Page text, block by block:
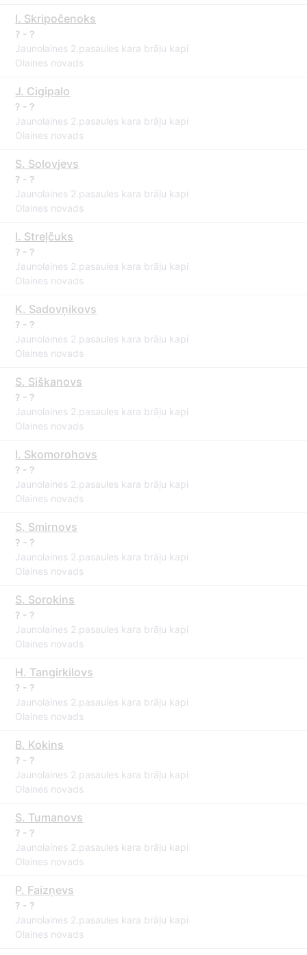
I. Skripočenoks
? - ?
Jaunolaines 2.pasaules kara brāļu kapi
Olaines novads
J. Cigipalo
? - ?
Jaunolaines 2.pasaules kara brāļu kapi
Olaines novads
S. Solovjevs
? - ?
Jaunolaines 2.pasaules kara brāļu kapi
Olaines novads
I. Streļčuks
? - ?
Jaunolaines 2.pasaules kara brāļu kapi
Olaines novads
K. Sadovņikovs
? - ?
Jaunolaines 2.pasaules kara brāļu kapi
Olaines novads
S. Siškanovs
? - ?
Jaunolaines 2.pasaules kara brāļu kapi
Olaines novads
I. Skomorohovs
? - ?
Jaunolaines 2.pasaules kara brāļu kapi
Olaines novads
S. Smirnovs
? - ?
Jaunolaines 2.pasaules kara brāļu kapi
Olaines novads
S. Sorokins
? - ?
Jaunolaines 2.pasaules kara brāļu kapi
Olaines novads
H. Tangirkilovs
? - ?
Jaunolaines 2.pasaules kara brāļu kapi
Olaines novads
B. Kokins
? - ?
Jaunolaines 2.pasaules kara brāļu kapi
Olaines novads
S. Tumanovs
? - ?
Jaunolaines 2.pasaules kara brāļu kapi
Olaines novads
P. Faizņevs
? - ?
Jaunolaines 2.pasaules kara brāļu kapi
Olaines novads